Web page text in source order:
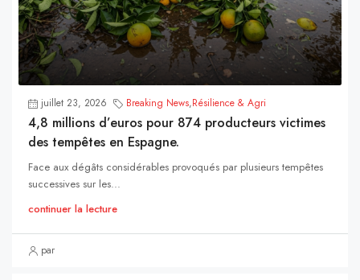
juillet 23, 2026 Breaking News,Résilience & Agri
4,8 millions d’euros pour 874 producteurs victimes
des tempêtes en Espagne.
Face aux dégâts considérables provoqués par plusieurs tempêtes
successives sur les...
continuer la lecture
par